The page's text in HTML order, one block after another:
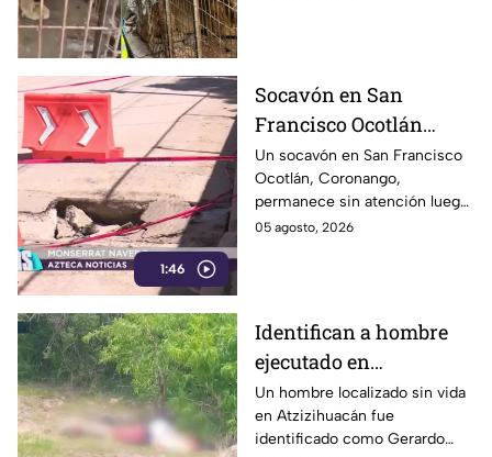
1:46
Socavón en San
Francisco Ocotlán
permanece abierto tras
lluvias
Un socavón en San Francisco
Ocotlán, Coronango,
permanece sin atención luego
de formarse hace más de 15
05 agosto, 2026
Identifican a hombre
ejecutado en
Atzizihuacán; fue
privado de la libertad
Un hombre localizado sin vida
en Atzizihuacán fue
identificado como Gerardo